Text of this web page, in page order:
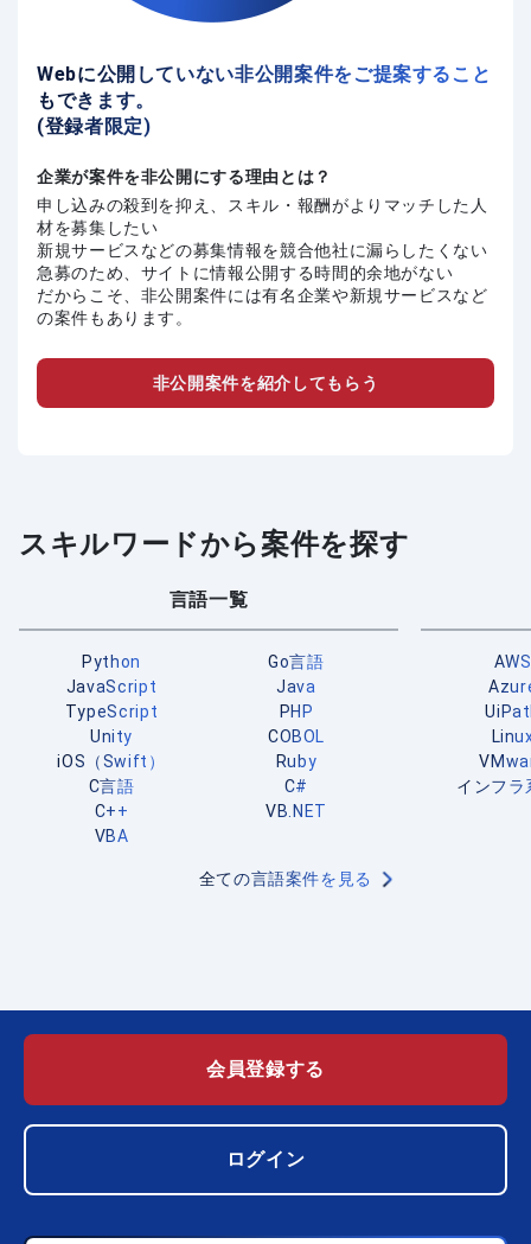
Webに公開していない非公開案件をご提案すること
もできます。
(登録者限定)
企業が案件を非公開にする理由とは？
申し込みの殺到を抑え、スキル・報酬がよりマッチした人
材を募集したい
新規サービスなどの募集情報を競合他社に漏らしたくない
急募のため、サイトに情報公開する時間的余地がない
だからこそ、非公開案件には有名企業や新規サービスなど
の案件もあります。
非公開案件を紹介してもらう
スキルワードから案件を探す
言語一覧
Python
Go言語
JavaScript
Java
TypeScript
PHP
Unity
COBOL
iOS（Swift）
Ruby
C言語
C#
C++
VB.NET
VBA
全ての言語案件を見る
AWS
インフラ
会員登録する
ログイン